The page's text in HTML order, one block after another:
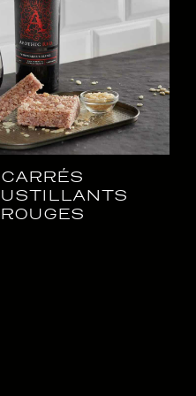
CARRÉS
ROUGES